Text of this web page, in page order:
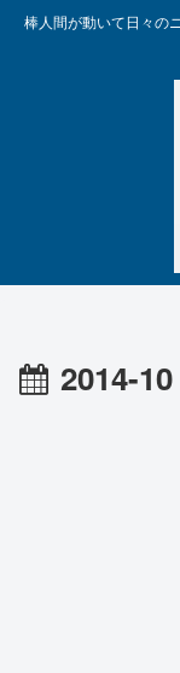
棒人間が動いて日々の
2014-10